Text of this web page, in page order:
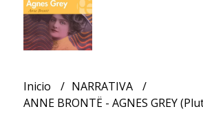
Inicio
NARRATIVA
ANNE BRONTË - AGNES GREY